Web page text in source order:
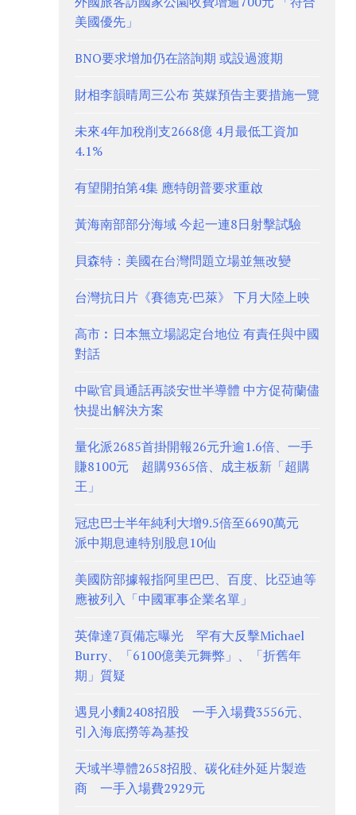
美國優先」
BNO要求增加仍在諮詢期 或設過渡期
財相李韻晴周三公布 英媒預告主要措施一覽
未來4年加稅削支2668億 4月最低工資加
4.1%
有望開拍第4集 應特朗普要求重啟
黃海南部部分海域 今起一連8日射擊試驗
貝森特：美國在台灣問題立場並無改變
台灣抗日片《賽德克·巴萊》 下月大陸上映
高市︰日本無立場認定台地位 有責任與中國
對話
中歐官員通話再談安世半導體 中方促荷蘭儘
快提出解決方案
量化派2685首掛開報26元升逾1.6倍、一手
賺8100元 超購9365倍、成主板新「超購
王」
冠忠巴士半年純利大增9.5倍至6690萬元
派中期息連特別股息10仙
美國防部據報指阿里巴巴、百度、比亞迪等
應被列入「中國軍事企業名單」
英偉達7頁備忘曝光 罕有大反擊Michael
Burry、「6100億美元舞弊」、「折舊年
期」質疑
遇見小麵2408招股 一手入場費3556元、
引入海底撈等為基投
天域半導體2658招股、碳化硅外延片製造
商 一手入場費2929元